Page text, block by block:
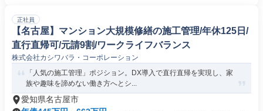
正社員
【名古屋】マンション大規模修繕の施工管理/年休125日/
直行直帰可/元請9割/ワークライフバランス
株式会社カシワバラ・コーポレーション
「人気の施工管理」ポジション。DX導入で直行直帰を実現し、家
族や趣味を諦めない働き方へとシ...
愛知県名古屋市